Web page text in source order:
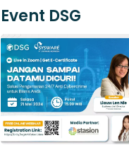
Event DSG